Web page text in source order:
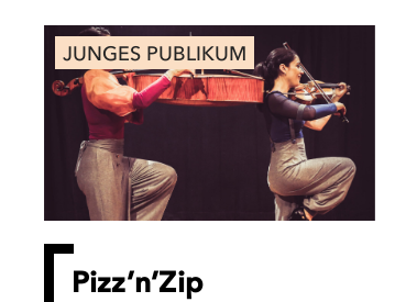
JUNGES PUBLIKUM
Pizz’n’Zip